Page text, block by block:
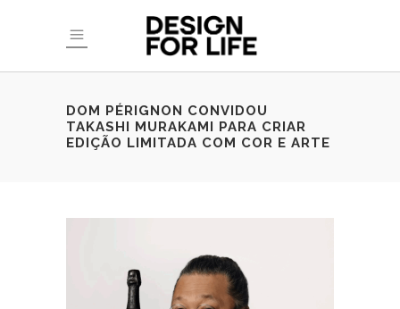
DOM PÉRIGNON CONVIDOU
TAKASHI MURAKAMI PARA CRIAR
EDIÇÃO LIMITADA COM COR E ARTE